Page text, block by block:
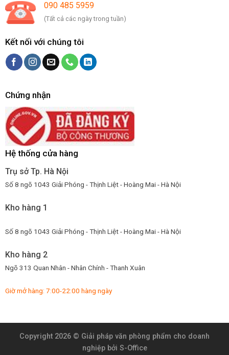
090 485 5959
(Tất cả các ngày trong tuần)
Kết nối với chúng tôi
Chứng nhận
Hệ thống cửa hàng
Trụ sở Tp. Hà Nội
Số 8 ngõ 1043 Giải Phóng - Thịnh Liệt - Hoàng Mai - Hà Nội
Kho hàng 1
Số 8 ngõ 1043 Giải Phóng - Thịnh Liệt - Hoàng Mai - Hà Nội
Kho hàng 2
Ngõ 313 Quan Nhân - Nhân Chính - Thanh Xuân
Giờ mở hàng: 7:00-22:00 hàng ngày
Copyright 2026 © Giải pháp văn phòng phẩm cho doanh
nghiệpbởi S-Office